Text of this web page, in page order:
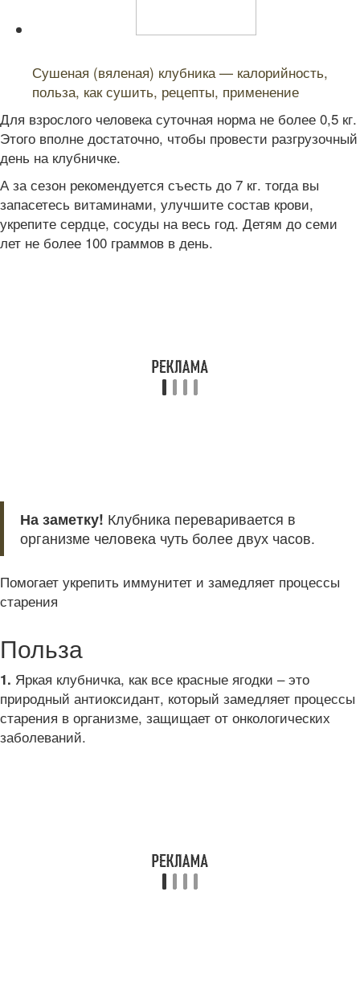
Сушеная (вяленая) клубника — калорийность,
польза, как сушить, рецепты, применение
Для взрослого человека суточная норма не более 0,5 кг.
Этого вполне достаточно, чтобы провести разгрузочный
день на клубничке.
А за сезон рекомендуется съесть до 7 кг. тогда вы
запасетесь витаминами, улучшите состав крови,
укрепите сердце, сосуды на весь год. Детям до семи
лет не более 100 граммов в день.
На заметку! Клубника переваривается в
организме человека чуть более двух часов.
Помогает укрепить иммунитет и замедляет процессы
старения
Польза
1. Яркая клубничка, как все красные ягодки – это
природный антиоксидант, который замедляет процессы
старения в организме, защищает от онкологических
заболеваний.